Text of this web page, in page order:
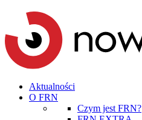
Aktualności
O FRN
Czym jest FRN?